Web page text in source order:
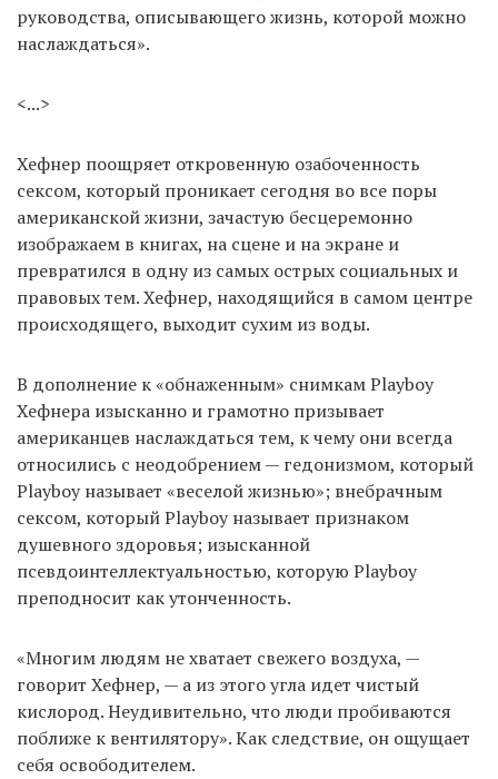
руководства, описывающего жизнь, которой можно
наслаждаться».
<...>
Хефнер поощряет откровенную озабоченность
сексом, который проникает сегодня во все поры
американской жизни, зачастую бесцеремонно
изображаем в книгах, на сцене и на экране и
превратился в одну из самых острых социальных и
правовых тем. Хефнер, находящийся в самом центре
происходящего, выходит сухим из воды.
В дополнение к «обнаженным» снимкам Playboy
Хефнера изысканно и грамотно призывает
американцев наслаждаться тем, к чему они всегда
относились с неодобрением — гедонизмом, который
Playboy называет «веселой жизнью»; внебрачным
сексом, который Playboy называет признаком
душевного здоровья; изысканной
псевдоинтеллектуальностью, которую Playboy
преподносит как утонченность.
«Многим людям не хватает свежего воздуха, —
говорит Хефнер, — а из этого угла идет чистый
кислород. Неудивительно, что люди пробиваются
поближе к вентилятору». Как следствие, он ощущает
себя освободителем.